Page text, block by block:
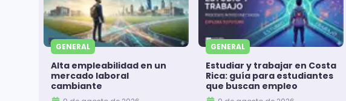
GENERAL
Alta empleabilidad en un
mercado laboral
cambiante
GENERAL
Estudiar y trabajar en Costa
Rica: guía para estudiantes
que buscan empleo